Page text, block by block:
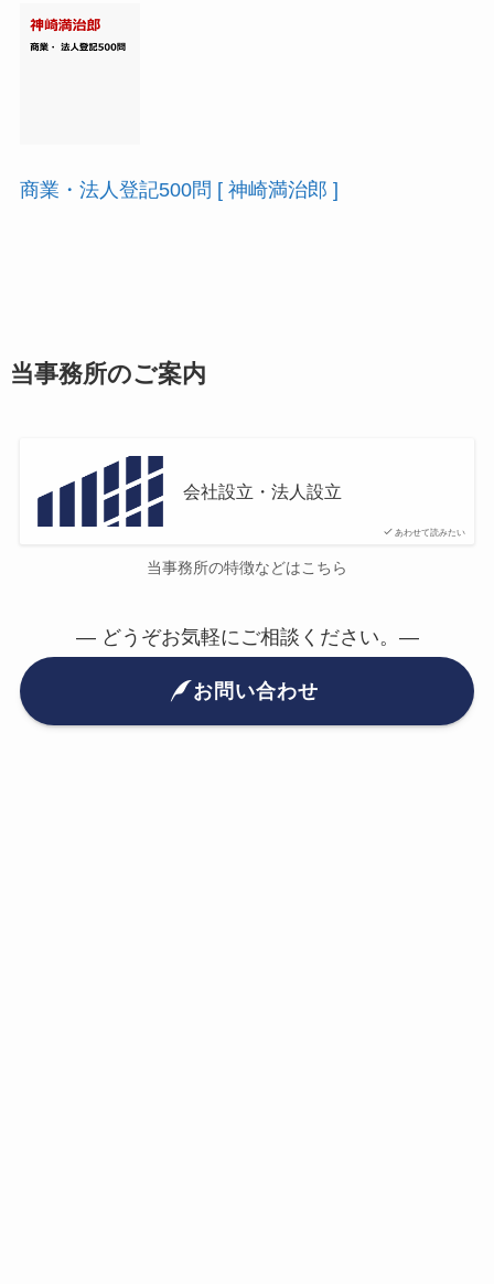
商業・法人登記500問 [ 神崎満治郎 ]
当事務所のご案内
あわせて読みたい
会社設立・法人設立
当事務所の特徴などはこちら
— どうぞお気軽にご相談ください。—
お問い合わせ